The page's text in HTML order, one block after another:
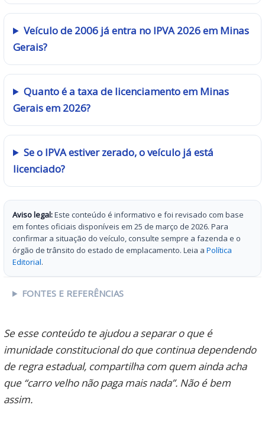
Veículo de 2006 já entra no IPVA 2026 em Minas
Gerais?
Quanto é a taxa de licenciamento em Minas
Gerais em 2026?
Se o IPVA estiver zerado, o veículo já está
licenciado?
Aviso legal:Este conteúdo é informativo e foi revisado com base
em fontes oficiais disponíveis em 25 de março de 2026. Para
confirmar a situação do veículo, consulte sempre a fazenda e o
órgão de trânsito do estado de emplacamento. Leia a Política
Editorial.
FONTES E REFERÊNCIAS
Se esse conteúdo te ajudou a separar o que é
imunidade constitucional do que continua dependendo
de regra estadual, compartilha com quem ainda acha
que “carro velho não paga mais nada”. Não é bem
assim.